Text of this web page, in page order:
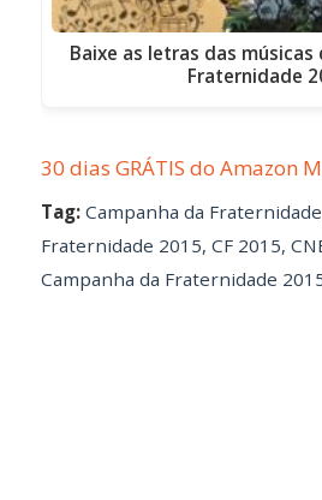
Baixe as letras das músicas
Fraternidade
30 dias GRÁTIS do Amazon
Tag: Campanha da Fraternidade
Fraternidade 2015, CF 2015,
Campanha da Fraternidade